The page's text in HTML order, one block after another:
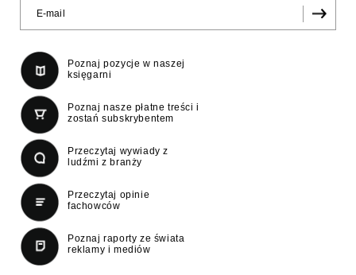
Poznaj pozycje w naszej
księgarni
Poznaj nasze płatne treści i
zostań subskrybentem
Przeczytaj wywiady z
ludźmi z branży
Przeczytaj opinie
fachowców
Poznaj raporty ze świata
reklamy i mediów